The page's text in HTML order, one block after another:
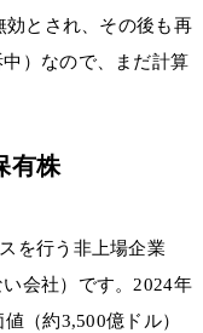
効とされ、その後も再
）なので、まだ計算
有株
を行う非上場企業
会社）です。2024年
（約3,500億ドル）